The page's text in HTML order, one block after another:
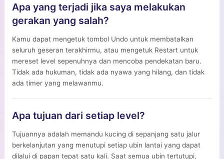
Apa yang terjadi jika saya melakukan
gerakan yang salah?
Kamu dapat mengetuk tombol Undo untuk membatalkan
seluruh geseran terakhirmu, atau mengetuk Restart untuk
mereset level sepenuhnya dan mencoba pendekatan baru.
Tidak ada hukuman, tidak ada nyawa yang hilang, dan tidak
ada timer yang melawanmu.
Apa tujuan dari setiap level?
Tujuannya adalah memandu kucing di sepanjang satu jalur
berkelanjutan yang menutupi setiap ubin lantai yang dapat
dilalui di papan tepat satu kali. Saat semua ubin tertutupi,